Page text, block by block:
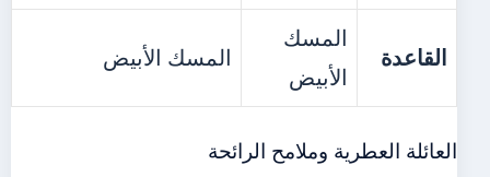
القاعدة
المسك
الأبيض
المسك الأبيض
العائلة العطرية وملامح الرائحة